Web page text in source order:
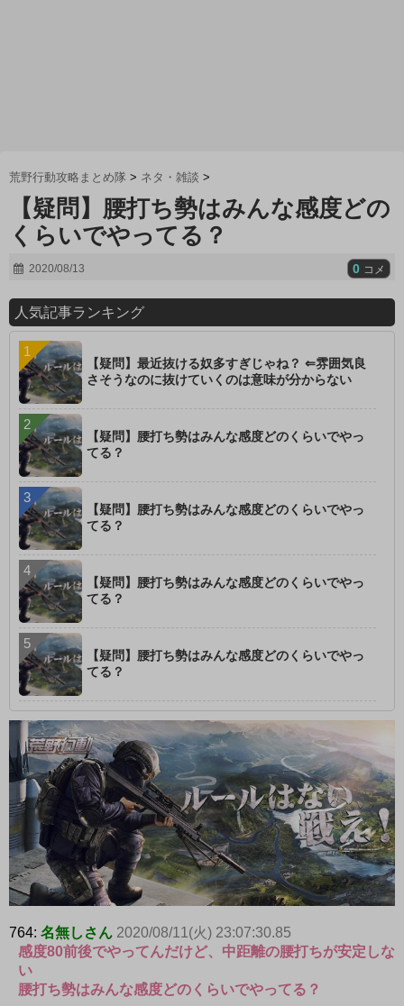
荒野行動攻略まとめ隊 > ネタ・雑談 >
【疑問】腰打ち勢はみんな感度どの
くらいでやってる？
2020/08/13 0 コメ
人気記事ランキング
【疑問】最近抜ける奴多すぎじゃね？ ⇐雰囲気良
さそうなのに抜けていくのは意味が分からない
【疑問】腰打ち勢はみんな感度どのくらいでやっ
てる？
【疑問】腰打ち勢はみんな感度どのくらいでやっ
てる？
【疑問】腰打ち勢はみんな感度どのくらいでやっ
てる？
【疑問】腰打ち勢はみんな感度どのくらいでやっ
てる？
764: 名無しさん 2020/08/11(火) 23:07:30.85
感度80前後でやってんだけど、中距離の腰打ちが安定しな
い
腰打ち勢はみんな感度どのくらいでやってる？